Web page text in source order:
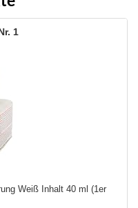
1
Weiß Inhalt 40 ml (1er